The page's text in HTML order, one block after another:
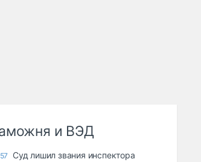
и ВЭД
Суд лишил звания инспектора